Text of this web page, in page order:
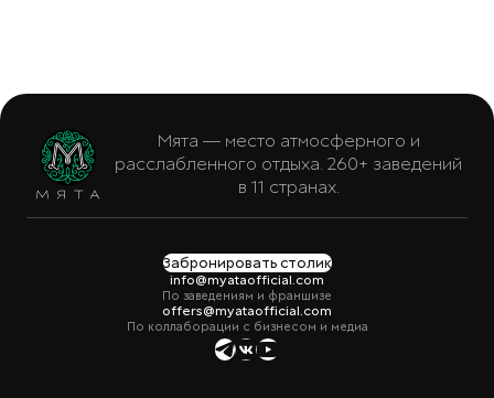
Мята — место атмосферного и
расслабленного отдыха. 260+ заведений
в 11 странах.
Забронировать столик
info@myataofficial.com
По заведениям и франшизе
offers@myataofficial.com
По коллаборации с бизнесом и медиа